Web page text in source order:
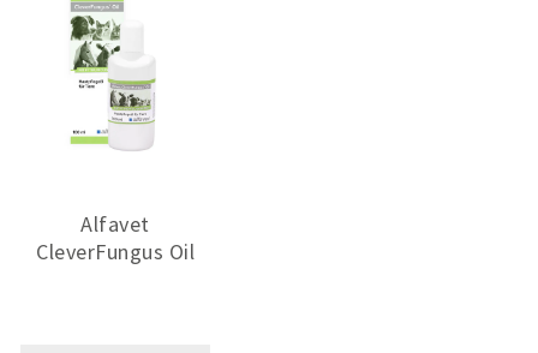
Alfavet
CleverFungus Oil